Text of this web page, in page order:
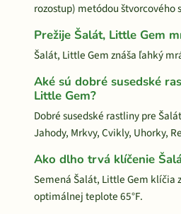
rozostup) metódou štvorcového
Prežije Šalát, Little Gem
Šalát, Little Gem znáša ľahký
Aké sú dobré susedské
Little Gem?
Dobré susedské rastliny pre
Jahody, Mrkvy, Cvikly, Uhorky,
Ako dlho trvá klíčenie
Semená Šalát, Little Gem klíčia
optimálnej teplote 65°F.